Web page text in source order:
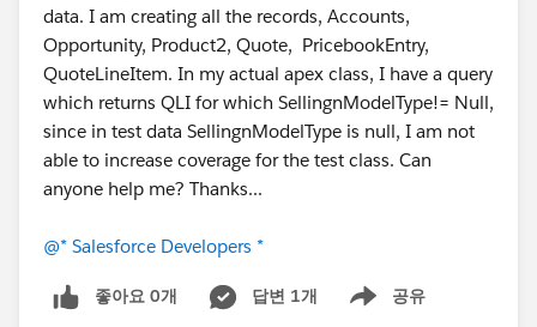
data. I am creating all the records, Accounts,
Opportunity, Product2, Quote, PricebookEntry,
QuoteLineItem. In my actual apex class, I have a query
which returns QLI for which SellingnModelType!= Null,
since in test data SellingnModelType is null, I am not
able to increase coverage for the test class. Can
anyone help me? Thanks...
@* Salesforce Developers *
좋아요 0개 답변 1개 공유
Show menu